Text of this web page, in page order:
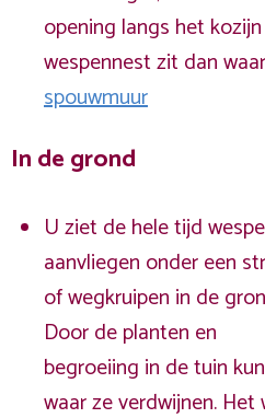
opening langs het
wespennest zit dan
spouwmuur
In de grond
U ziet de hele tijd
aanvliegen onder een
of wegkruipen in de
Door de planten en
begroeiing in de tuin
waar ze verdwijnen.